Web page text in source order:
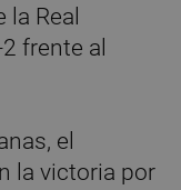
Real
frente al
el
la victoria por